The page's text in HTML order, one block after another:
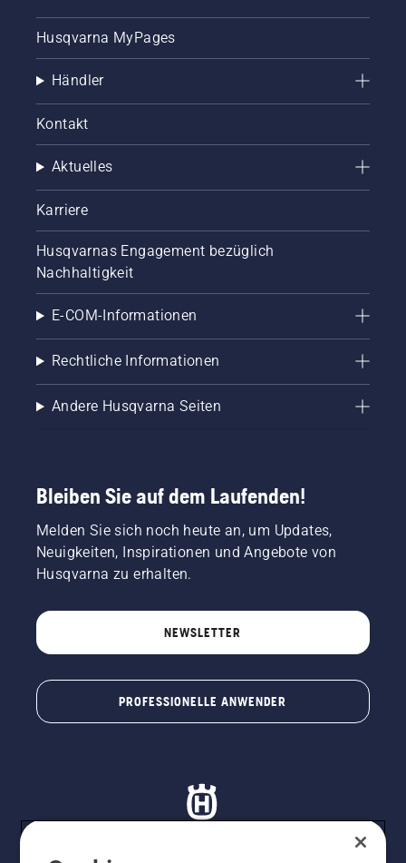
Husqvarna MyPages
Händler
Kontakt
Aktuelles
Karriere
Husqvarnas Engagement bezüglich
Nachhaltigkeit
E-COM-Informationen
Rechtliche Informationen
Andere Husqvarna Seiten
Bleiben Sie auf dem Laufenden!
Melden Sie sich noch heute an, um Updates,
Neuigkeiten, Inspirationen und Angebote von
Husqvarna zu erhalten.
NEWSLETTER
PROFESSIONELLE ANWENDER